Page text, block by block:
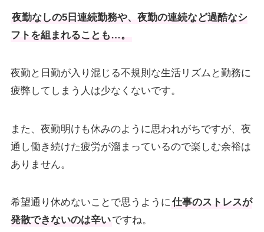
夜勤なしの5日連続勤務や、夜勤の連続など過酷なシ
フトを組まれることも…。
夜勤と日勤が入り混じる不規則な生活リズムと勤務に
疲弊してしまう人は少なくないです。
また、夜勤明けも休みのように思われがちですが、夜
通し働き続けた疲労が溜まっているので楽しむ余裕は
ありません。
希望通り休めないことで思うように 仕事のストレスが
発散できないのは辛いですね。